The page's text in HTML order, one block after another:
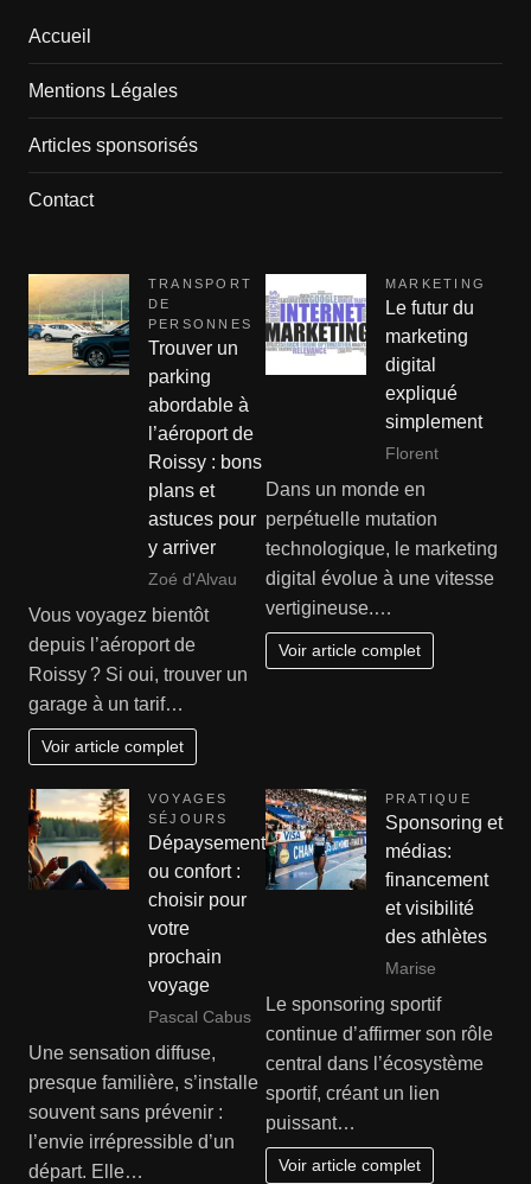
Accueil
Mentions Légales
Articles sponsorisés
Contact
TRANSPORT
DE
PERSONNES
Trouver un
parking
abordable à
l’aéroport de
Roissy : bons
plans et
astuces pour
y arriver
Zoé d'Alvau
Vous voyagez bientôt
depuis l’aéroport de
Roissy ? Si oui, trouver un
garage à un tarif…
Voir article complet
MARKETING
Le futur du
marketing
digital
expliqué
simplement
Florent
Dans un monde en
perpétuelle mutation
technologique, le marketing
digital évolue à une vitesse
vertigineuse.…
Voir article complet
VOYAGES
SÉJOURS
Dépaysement
ou confort :
choisir pour
votre
prochain
voyage
Pascal Cabus
Une sensation diffuse,
presque familière, s’installe
souvent sans prévenir :
l’envie irrépressible d’un
départ. Elle…
PRATIQUE
Sponsoring et
médias:
financement
et visibilité
des athlètes
Marise
Le sponsoring sportif
continue d’affirmer son rôle
central dans l’écosystème
sportif, créant un lien
puissant…
Voir article complet